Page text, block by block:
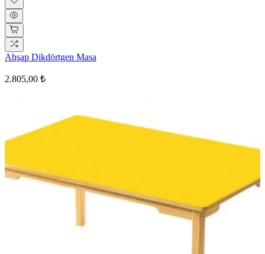
Ahşap Dikdörtgen Masa
2.805,00 ₺